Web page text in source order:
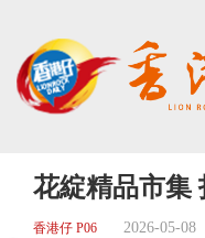
花綻精品市集
香港仔 P06 2026-05-08